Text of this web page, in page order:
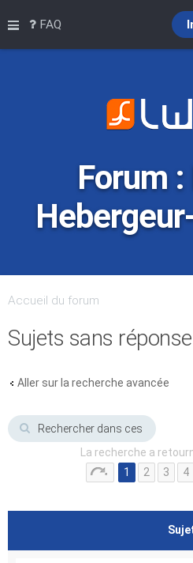
Raccourcis
FAQ
Forum
Accueil du forum
Sujets sans réponse
Aller sur la recherche avancée
La recherche a
1
2 3 4